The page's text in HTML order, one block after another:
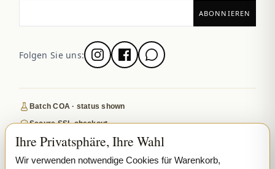
Folgen Sie uns:
Batch COA · status shown
Secure SSL checkout
Discreet, tracked EU delivery
Premium indoor · COA where published
Ihre Privatsphäre, Ihre Wahl
Wir verwenden notwendige Cookies für Warenkorb,